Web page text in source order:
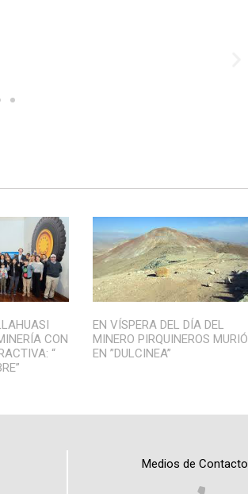
CON
“
EN VÍSPERA DEL DÍA DEL
MINERO PIRQUINEROS MURIÓ
EN ”DULCINEA”
Medios de Contacto